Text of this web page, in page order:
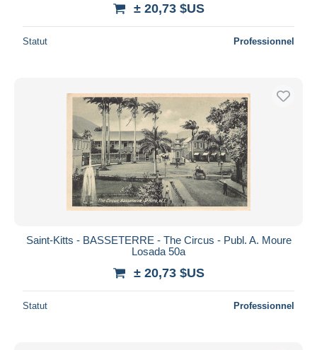
± 20,73 $US
Statut Professionnel
Saint-Kitts - BASSETERRE - The Circus - Publ. A. Moure
Losada 50a
± 20,73 $US
Statut Professionnel